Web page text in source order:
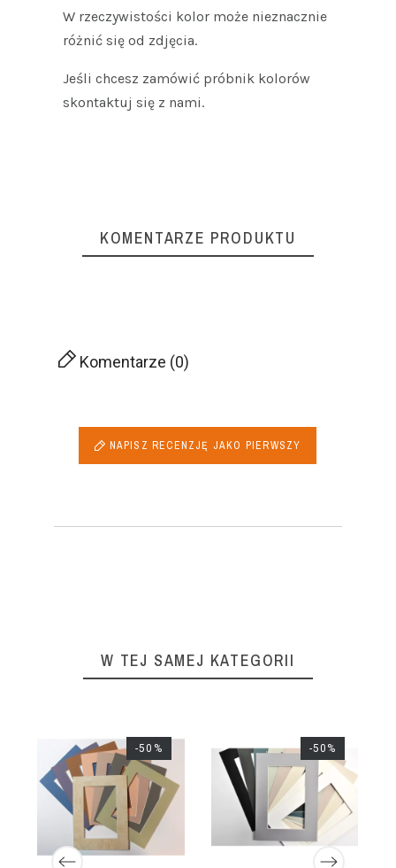
W rzeczywistości kolor może nieznacznie
różnić się od zdjęcia.
Jeśli chcesz zamówić próbnik kolorów
skontaktuj się z nami.
KOMENTARZE PRODUKTU
Komentarze (0)
NAPISZ RECENZJĘ JAKO PIERWSZY
W TEJ SAMEJ KATEGORII
-50% -50%